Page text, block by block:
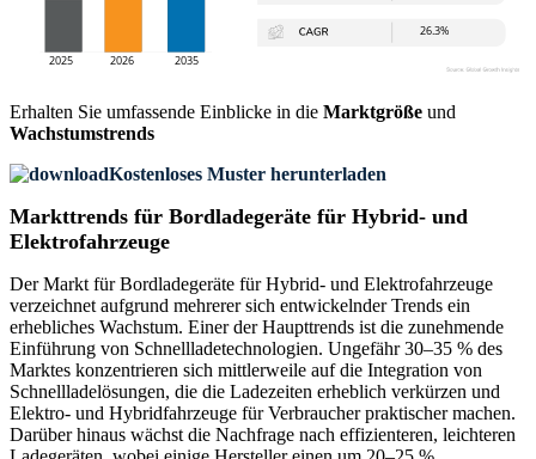
Erhalten Sie umfassende Einblicke in die Marktgröße und
Wachstumstrends
Kostenloses Muster herunterladen
Markttrends für Bordladegeräte für Hybrid- und
Elektrofahrzeuge
Der Markt für Bordladegeräte für Hybrid- und Elektrofahrzeuge
verzeichnet aufgrund mehrerer sich entwickelnder Trends ein
erhebliches Wachstum. Einer der Haupttrends ist die zunehmende
Einführung von Schnellladetechnologien. Ungefähr 30–35 % des
Marktes konzentrieren sich mittlerweile auf die Integration von
Schnellladelösungen, die die Ladezeiten erheblich verkürzen und
Elektro- und Hybridfahrzeuge für Verbraucher praktischer machen.
Darüber hinaus wächst die Nachfrage nach effizienteren, leichteren